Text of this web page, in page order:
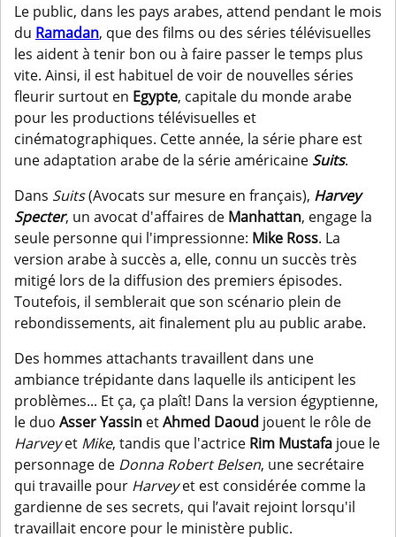
Le public, dans les pays arabes, attend pendant le mois
du Ramadan, que des films ou des séries télévisuelles
les aident à tenir bon ou à faire passer le temps plus
vite. Ainsi, il est habituel de voir de nouvelles séries
fleurir surtout en Egypte, capitale du monde arabe
pour les productions télévisuelles et
cinématographiques. Cette année, la série phare est
une adaptation arabe de la série américaine Suits.
Dans Suits(Avocats sur mesure en français), Harvey
Specter, un avocat d'affaires de Manhattan, engage la
seule personne qui l'impressionne: Mike Ross. La
version arabe à succès a, elle, connu un succès très
mitigé lors de la diffusion des premiers épisodes.
Toutefois, il semblerait que son scénario plein de
rebondissements, ait finalement plu au public arabe.
Des hommes attachants travaillent dans une
ambiance trépidante dans laquelle ils anticipent les
problèmes... Et ça, ça plaît! Dans la version égyptienne,
le duo Asser Yassin etAhmed Daoud jouent le rôle de
Harveyet Mike, tandis que l'actrice Rim Mustafa joue le
personnage de Donna Robert Belsen, une secrétaire
qui travaille pour Harveyet est considérée comme la
gardienne de ses secrets, qui l’avait rejoint lorsqu'il
travaillait encore pour le ministère public.